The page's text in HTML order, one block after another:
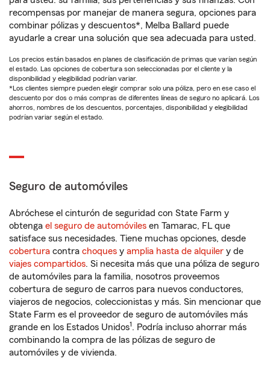
recompensas por manejar de manera segura, opciones para
combinar pólizas y descuentos*, Melba Ballard puede
ayudarle a crear una solución que sea adecuada para usted.
Los precios están basados en planes de clasificación de primas que varían según
el estado. Las opciones de cobertura son seleccionadas por el cliente y la
disponibilidad y elegibilidad podrían variar.
*Los clientes siempre pueden elegir comprar solo una póliza, pero en ese caso el
descuento por dos o más compras de diferentes líneas de seguro no aplicará. Los
ahorros, nombres de los descuentos, porcentajes, disponibilidad y elegibilidad
podrían variar según el estado.
Seguro de automóviles
Abróchese el cinturón de seguridad con State Farm y
obtenga el seguro de automóviles en Tamarac, FL que
satisface sus necesidades. Tiene muchas opciones, desde
cobertura contra choques y amplia hasta de alquiler y de
viajes compartidos. Si necesita más que una póliza de seguro
de automóviles para la familia, nosotros proveemos
cobertura de seguro de carros para nuevos conductores,
viajeros de negocios, coleccionistas y más. Sin mencionar que
State Farm es el proveedor de seguro de automóviles más
grande en los Estados Unidos1. Podría incluso ahorrar más
combinando la compra de las pólizas de seguro de
automóviles y de vivienda.